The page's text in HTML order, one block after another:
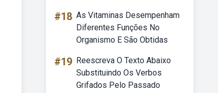
#18 As Vitaminas Desempenham
Diferentes Funções No
Organismo E São Obtidas
#19 Reescreva O Texto Abaixo
Substituindo Os Verbos
Grifados Pelo Passado